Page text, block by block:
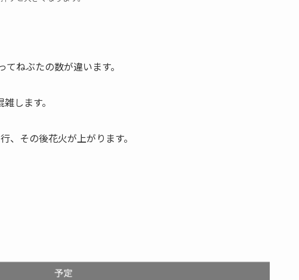
ねぶたの数が違います。
します。
、その後花火が上がります。